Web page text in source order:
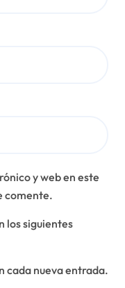
y web en este
comente.
los siguientes
cada nueva entrada.